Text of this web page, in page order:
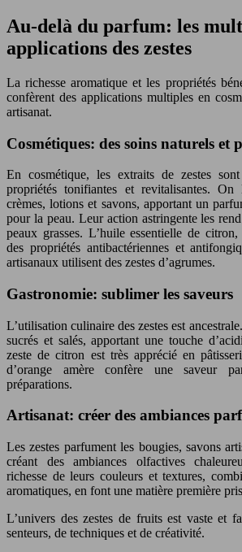
Au-delà du parfum: les
applications des zestes
La richesse aromatique et les propriétés
confèrent des applications multiples en
artisanat.
Cosmétiques: des soins naturels et
En cosmétique, les extraits de zestes
propriétés tonifiantes et revitalisantes.
crèmes, lotions et savons, apportant un
pour la peau. Leur action astringente les
peaux grasses. L’huile essentielle de
des propriétés antibactériennes et
artisanaux utilisent des zestes d’agrumes.
Gastronomie: sublimer les saveurs
L’utilisation culinaire des zestes est
sucrés et salés, apportant une touche
zeste de citron est très apprécié en
d’orange amère confère une saveur
préparations.
Artisanat: créer des ambiances
Les zestes parfument les bougies, savons
créant des ambiances olfactives
richesse de leurs couleurs et textures,
aromatiques, en font une matière première
L’univers des zestes de fruits est vaste et
senteurs, de techniques et de créativité.